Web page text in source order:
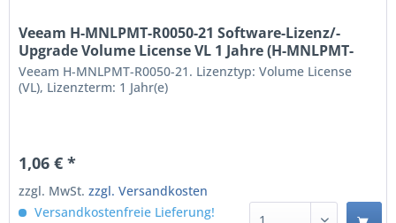
Veeam H-MNLPMT-R0050-21 Software-Lizenz/-
Upgrade Volume License VL 1 Jahre (H-MNLPMT-
R0050-21)
Veeam H-MNLPMT-R0050-21. Lizenztyp: Volume License
(VL), Lizenzterm: 1 Jahr(e)
1,06 € *
zzgl. MwSt.zzgl. Versandkosten
Versandkostenfreie Lieferung!